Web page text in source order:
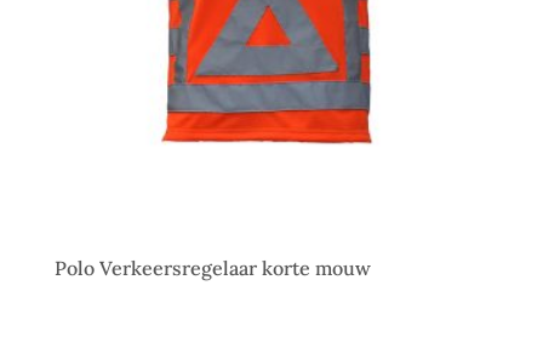
Polo Verkeersregelaar korte mouw